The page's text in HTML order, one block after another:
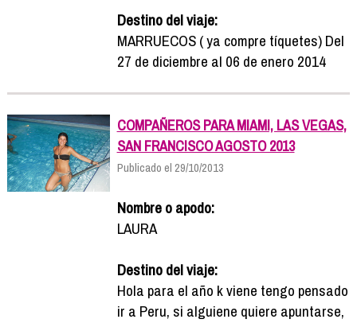
Destino del viaje:
MARRUECOS ( ya compre tíquetes) Del
27 de diciembre al 06 de enero 2014
COMPAÑEROS PARA MIAMI, LAS VEGAS,
SAN FRANCISCO AGOSTO 2013
Publicado el 29/10/2013
Nombre o apodo:
LAURA
Destino del viaje:
Hola para el año k viene tengo pensado
ir a Peru, si alguiene quiere apuntarse,